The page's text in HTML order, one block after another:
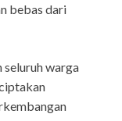
bebas dari
seluruh warga